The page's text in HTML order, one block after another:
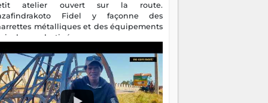
atelier ouvert sur la route.
Fidel y façonne des
métalliques et des équipements
destinés aux campagnes
il perpétue un métier discret mais